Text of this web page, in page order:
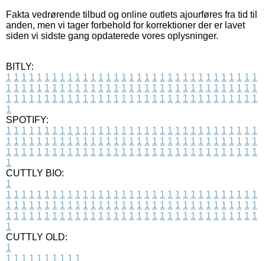
Fakta vedrørende tilbud og online outlets ajourføres fra tid til
anden, men vi tager forbehold for korrektioner der er lavet
siden vi sidste gang opdaterede vores oplysninger.
BITLY:
1 1 1 1 1 1 1 1 1 1 1 1 1 1 1 1 1 1 1 1 1 1 1 1 1 1 1 1 1 1 1 1 1
1 1 1 1 1 1 1 1 1 1 1 1 1 1 1 1 1 1 1 1 1 1 1 1 1 1 1 1 1 1 1 1 1
1 1 1 1 1 1 1 1 1 1 1 1 1 1 1 1 1 1 1 1 1 1 1 1 1 1 1 1 1 1 1 1 1
1
SPOTIFY:
1 1 1 1 1 1 1 1 1 1 1 1 1 1 1 1 1 1 1 1 1 1 1 1 1 1 1 1 1 1 1 1 1
1 1 1 1 1 1 1 1 1 1 1 1 1 1 1 1 1 1 1 1 1 1 1 1 1 1 1 1 1 1 1 1 1
1 1 1 1 1 1 1 1 1 1 1 1 1 1 1 1 1 1 1 1 1 1 1 1 1 1 1 1 1 1 1 1 1
1
CUTTLY BIO:
1
1 1 1 1 1 1 1 1 1 1 1 1 1 1 1 1 1 1 1 1 1 1 1 1 1 1 1 1 1 1 1 1 1
1 1 1 1 1 1 1 1 1 1 1 1 1 1 1 1 1 1 1 1 1 1 1 1 1 1 1 1 1 1 1 1 1
1 1 1 1 1 1 1 1 1 1 1 1 1 1 1 1 1 1 1 1 1 1 1 1 1 1 1 1 1 1 1 1 1
1
CUTTLY OLD:
1
1 1 1 1 1 1 1 1 1 1